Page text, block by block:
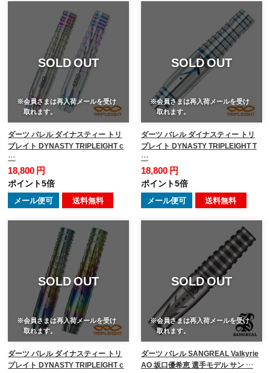
SOLD OUT
※会員さまは再入荷メールを受け
取れます。
ダーツ バレル ダイナスティー トリ
プレイト DYNASTY TRIPLEIGHT c
…
18,800 円
ポイント5倍
メール便可 送料無料
SOLD OUT
※会員さまは再入荷メールを受け
取れます。
ダーツ バレル ダイナスティー トリ
プレイト DYNASTY TRIPLEIGHT T
…
18,800 円
ポイント5倍
メール便可 送料無料
SOLD OUT
※会員さまは再入荷メールを受け
取れます。
ダーツ バレル ダイナスティー トリ
プレイト DYNASTY TRIPLEIGHT c
SOLD OUT
※会員さまは再入荷メールを受け
取れます。
ダーツ バレル SANGREAL Valkyrie
AO 坂口優希恵 選手モデル サン …